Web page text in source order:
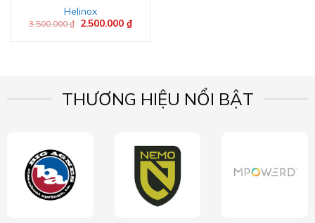
Helinox
3.500.000₫ Giá
2.500.000₫
THƯƠNG HIỆU NỔI BẬT